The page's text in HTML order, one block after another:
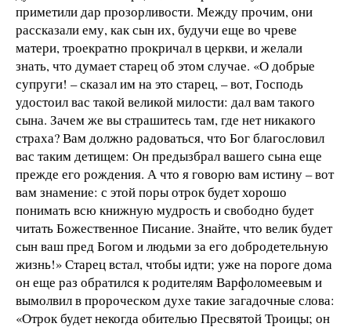
приметили дар прозорливости. Между прочим, они
рассказали ему, как сын их, будучи еще во чреве
матери, троекратно прокричал в церкви, и желали
знать, что думает старец об этом случае. «О добрые
супруги! – сказал им на это старец, – вот, Господь
удостоил вас такой великой милости: дал вам такого
сына. Зачем же вы страшитесь там, где нет никакого
страха? Вам должно радоваться, что Бог благословил
вас таким детищем: Он предызбрал вашего сына еще
прежде его рождения. А что я говорю вам истину – вот
вам знамение: с этой поры отрок будет хорошо
понимать всю книжную мудрость и свободно будет
читать Божественное Писание. Знайте, что велик будет
сын ваш пред Богом и людьми за его добродетельную
жизнь!» Старец встал, чтобы идти; уже на пороге дома
он еще раз обратился к родителям Варфоломеевым и
вымолвил в пророческом духе такие загадочные слова:
«Отрок будет некогда обителью Пресвятой Троицы; он